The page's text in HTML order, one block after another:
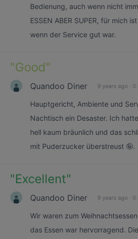
Bedienung, auch wenn nicht
ESSEN ABER SUPER, für mich
wenn der Service gut war.
"Good"
Quandoo Diner 9 years ago · 0
Hauptgericht, Ambiente und
Nachtisch ein Desaster. Ich
hell kaum bräunlich und das
mit Puderzucker überstreust 🤪.
"Excellent"
Quandoo Diner 9 years ago · 0
Wir waren zum
das Essen war hervorragend.